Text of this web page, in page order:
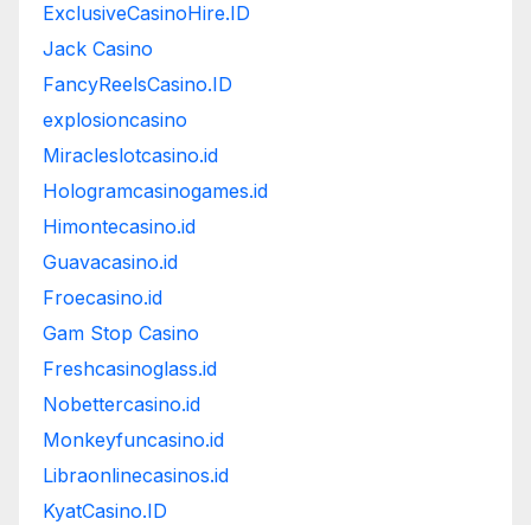
ExclusiveCasinoHire.ID
Jack Casino
FancyReelsCasino.ID
explosioncasino
Miracleslotcasino.id
Hologramcasinogames.id
Himontecasino.id
Guavacasino.id
Froecasino.id
Gam Stop Casino
Freshcasinoglass.id
Nobettercasino.id
Monkeyfuncasino.id
Libraonlinecasinos.id
KyatCasino.ID